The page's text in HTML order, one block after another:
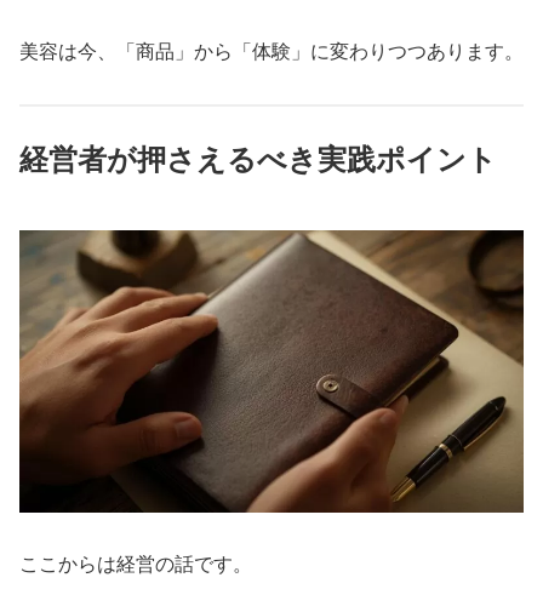
美容は今、「商品」から「体験」に変わりつつあります。
経営者が押さえるべき実践ポイント
ここからは経営の話です。